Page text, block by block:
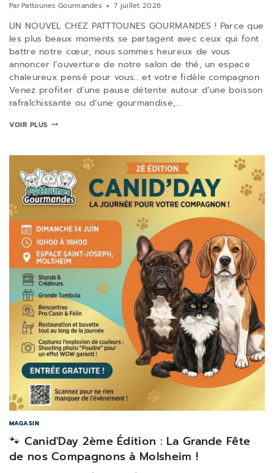
ParPattounes Gourmandes 7 juillet 2026
UN NOUVEL CHEZ PATTTOUNES GOURMANDES ! Parce que
les plus beaux moments se partagent avec ceux qui font
battre notre cœur, nous sommes heureux de vous
annoncer l’ouverture de notre salon de thé, un espace
chaleureux pensé pour vous… et votre fidèle compagnon
Venez profiter d’une pause détente autour d’une boisson
rafraîchissante ou d’une gourmandise,...
VOIR PLUS
MAGASIN
🐾 Canid'Day 2ème Édition : La Grande Fête
de nos Compagnons à Molsheim !